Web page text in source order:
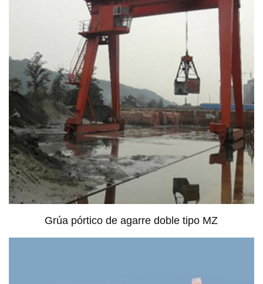
Grúa pórtico de agarre doble tipo MZ